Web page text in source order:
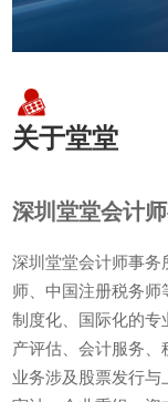
关于堂堂
深圳堂堂会计
深圳堂堂会计师事
师、中国注册税务师
制度化、国际化的
产评估、会计服务
业务涉及股票发行